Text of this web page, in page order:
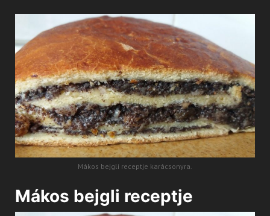
Mákos bejgli receptje karácsonyra.
Mákos bejgli receptje